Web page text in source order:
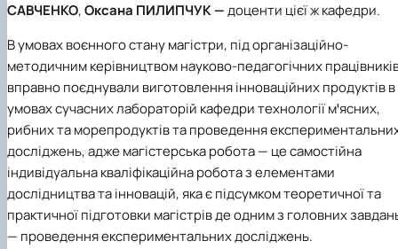
САВЧЕНКО,Оксана ПИЛИПЧУК —доценти цієї ж кафедри.
В умовах воєнного стану магістри, під організаційно-
методичним керівництвом науково-педагогічних
вправно поєднували виготовлення інноваційних продуктів в
умовах сучасних лабораторій кафедри технології мꞌясних,
рибних та морепродуктів та проведення
досліджень, адже магістерська робота — це самостійна
індивідуальна кваліфікаційна робота з елементами
дослідництва та інновацій, яка є підсумком теоретичної та
практичної підготовки магістрів де одним з головних
— проведення експериментальних досліджень.